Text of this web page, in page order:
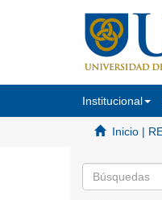
Institucional
Inicio |